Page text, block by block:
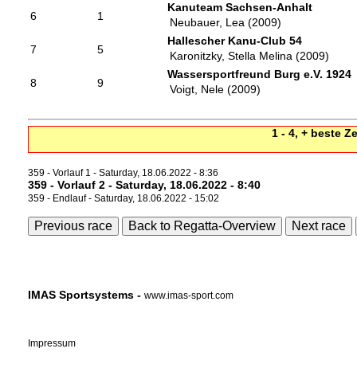
6 1
Kanuteam Sachsen-Anhalt
Neubauer, Lea (2009)
7 5
Hallescher Kanu-Club 54
Karonitzky, Stella Melina (2009)
8 9
Wassersportfreund Burg e.V. 1924
Voigt, Nele (2009)
1 - 4, + beste
359 - Vorlauf 1 - Saturday, 18.06.2022 - 8:36
359 - Vorlauf 2 - Saturday, 18.06.2022 - 8:40
359 - Endlauf - Saturday, 18.06.2022 - 15:02
Previous race Back to Regatta-Overview Next race
IMAS Sportsystems - www.imas-sport.com
Impressum